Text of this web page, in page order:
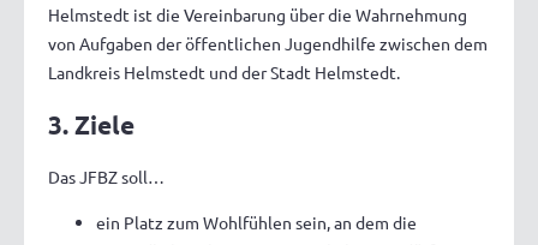
Helmstedt ist die Vereinbarung über die Wahrnehmung
von Aufgaben der öffentlichen Jugendhilfe zwischen dem
Landkreis Helmstedt und der Stadt Helmstedt.
3. Ziele
Das JFBZ soll…
ein Platz zum Wohlfühlen sein, an dem die